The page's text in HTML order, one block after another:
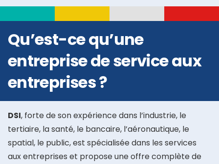
Qu’est-ce qu’une
entreprise de service aux
entreprises ?
DSI, forte de son expérience dans l’industrie, le
tertiaire, la santé, le bancaire, l’aéronautique, le
spatial, le public,est spécialisée dans les services
aux entreprises et propose une offre complète de